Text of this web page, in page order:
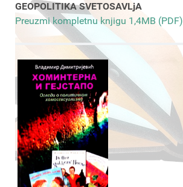
GEOPOLITIKA SVETOSAVLjA
Preuzmi kompletnu knjigu 1,4MB (PDF)